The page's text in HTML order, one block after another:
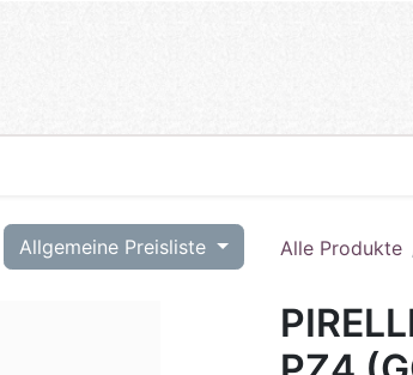
Allgemeine Preisliste Alle Produkte